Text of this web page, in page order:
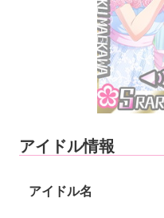
アイドル情報
アイドル名